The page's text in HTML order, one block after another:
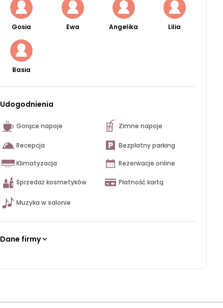
Gosia Ewa Angelika Lilia
Basia
Udogodnienia
Gorące napoje Zimne napoje
Recepcja Bezpłatny parking
Klimatyzacja Rezerwacje online
Sprzedaż kosmetyków Płatność kartą
Muzyka w salonie
Dane firmy